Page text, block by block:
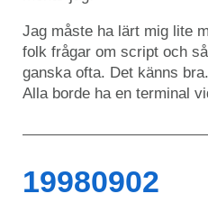
Jag måste ha lärt mig lite
folk frågar om script och
ganska ofta. Det känns
Alla borde ha en terminal
19980902